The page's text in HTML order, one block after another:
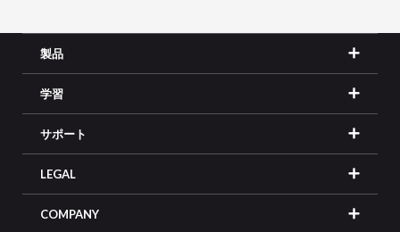
製品
学習
サポート
LEGAL
COMPANY